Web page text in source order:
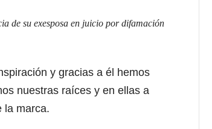
de su exesposa en juicio por difamación
y gracias a él hemos
nuestras raíces y en ellas a
la marca.